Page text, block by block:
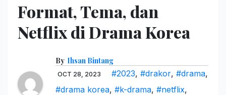
Format, Tema, dan
Netflix di Drama Korea
By Ihsan Bintang
OCT 28, 2023 #2023, #drakor, #drama,
#drama korea, #k-drama, #netflix,